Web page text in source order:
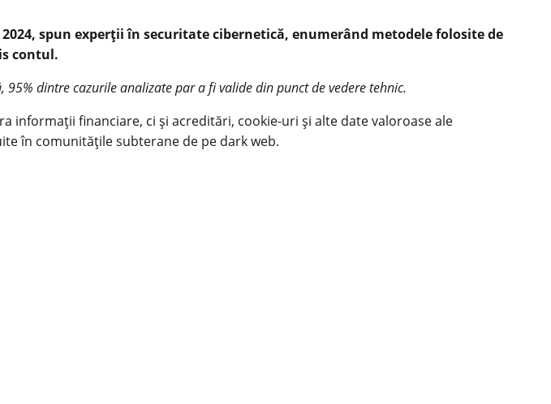
spun experții în securitate cibernetică, enumerând metodele folosite de
contul.
dintre cazurile analizate par a fi valide din punct de vedere tehnic.
financiare, ci și acreditări, cookie-uri și alte date valoroase ale
în comunitățile subterane de pe dark web.